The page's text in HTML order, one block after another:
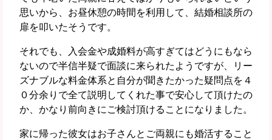
思いから、お昼休憩の時間を利用して、結婚相談所の
扉を叩いたそうです。
それでも、入会金や成婚料が高すぎてはどうにもなら
ないので半信半疑で面談に来られたようですが、リー
ズナブルな料金体系と自分が聞きたかった疑問点を４
０分余りで全て説明してくれた事で安心して頂けたの
か、かなり前向きにご検討頂けることになりました。
家に帰った彼女はお子さんとご両親にも婚活すること